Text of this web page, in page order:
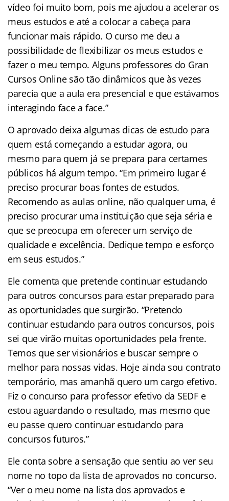
vídeo foi muito bom, pois me ajudou a acelerar os
meus estudos e até a colocar a cabeça para
funcionar mais rápido. O curso me deu a
possibilidade de flexibilizar os meus estudos e
fazer o meu tempo. Alguns professores do Gran
Cursos Online são tão dinâmicos que às vezes
parecia que a aula era presencial e que estávamos
interagindo face a face.”
O aprovado deixa algumas dicas de estudo para
quem está começando a estudar agora, ou
mesmo para quem já se prepara para certames
públicos há algum tempo. “Em primeiro lugar é
preciso procurar boas fontes de estudos.
Recomendo as aulas online, não qualquer uma, é
preciso procurar uma instituição que seja séria e
que se preocupa em oferecer um serviço de
qualidade e excelência. Dedique tempo e esforço
em seus estudos.”
Ele comenta que pretende continuar estudando
para outros concursos para estar preparado para
as oportunidades que surgirão. “Pretendo
continuar estudando para outros concursos, pois
sei que virão muitas oportunidades pela frente.
Temos que ser visionários e buscar sempre o
melhor para nossas vidas. Hoje ainda sou contrato
temporário, mas amanhã quero um cargo efetivo.
Fiz o concurso para professor efetivo da SEDF e
estou aguardando o resultado, mas mesmo que
eu passe quero continuar estudando para
concursos futuros.”
Ele conta sobre a sensação que sentiu ao ver seu
nome no topo da lista de aprovados no concurso.
“Ver o meu nome na lista dos aprovados e